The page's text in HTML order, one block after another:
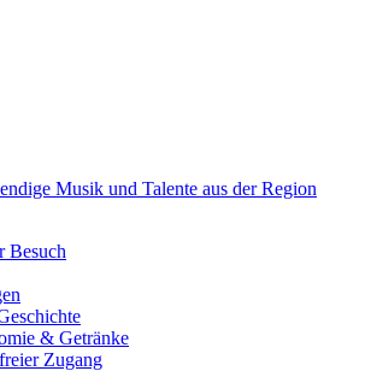
Musik und Talente aus der Region
Besuch
& Getränke
Zugang